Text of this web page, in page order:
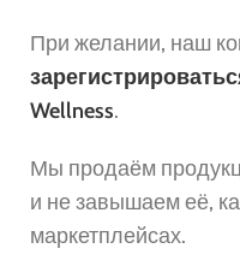
При желании, наш
Wellness.
Мы продаём
и не завышаем её,
маркетплейсах.